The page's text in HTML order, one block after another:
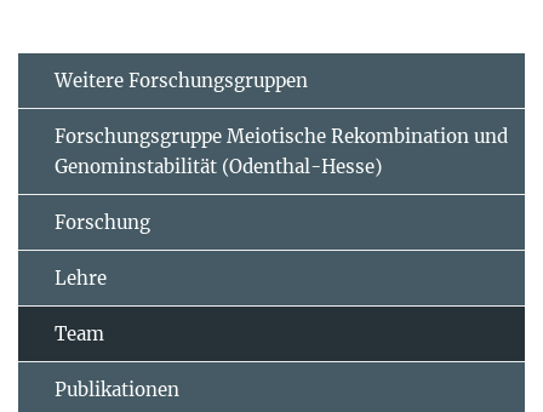
Weitere Forschungsgruppen
Forschungsgruppe Meiotische Rekombination und
Genominstabilität (Odenthal-Hesse)
Forschung
Lehre
Team
Publikationen